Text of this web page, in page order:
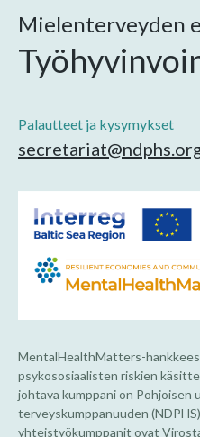
Mielenterveyden
Palautteet ja kysymykset
MentalHealthMatters-
psykososiaalisten riskien
johtava kumppani on Pohjoisen
terveyskumppanuuden
yhteistyökumppanit ovat